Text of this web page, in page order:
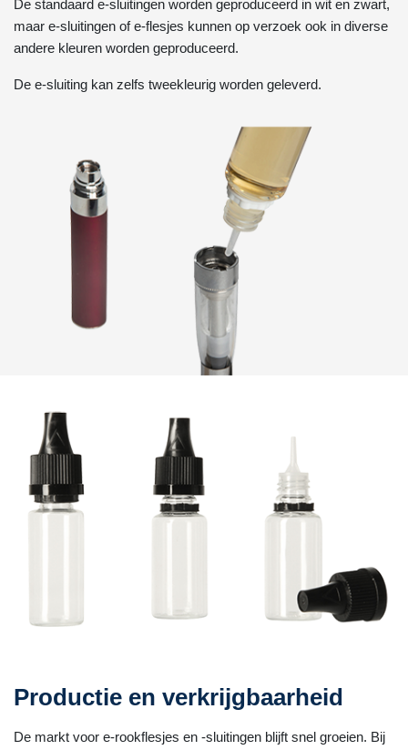
De standaard e-sluitingen worden geproduceerd in wit en zwart,
maar e-sluitingen of e-flesjes kunnen op verzoek ook in diverse
andere kleuren worden geproduceerd.
De e-sluiting kan zelfs tweekleurig worden geleverd.
Productie en verkrijgbaarheid
De markt voor e-rookflesjes en -sluitingen blijft snel groeien. Bij